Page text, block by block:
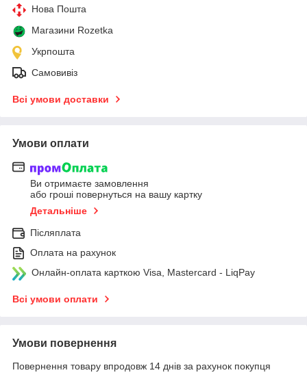
Нова Пошта
Магазини Rozetka
Укрпошта
Самовивіз
Всі умови доставки
Умови оплати
Ви отримаєте замовлення
або гроші повернуться на вашу картку
Детальніше
Післяплата
Оплата на рахунок
Онлайн-оплата карткою Visa, Mastercard - LiqPay
Всі умови оплати
Умови повернення
Повернення товару впродовж 14 днів за рахунок покупця